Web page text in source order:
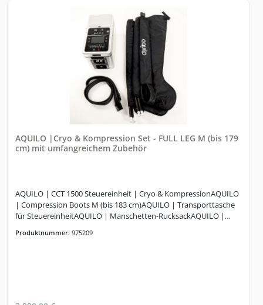
ProgrammeProgrammier-ModusiGUIDESplit-ModusHybrid-
AQUILO |Cryo & Kompression Set - FULL LEG M (bis 179
cm) mit umfangreichem Zubehör
AQUILO | CCT 1500 Steuereinheit | Cryo & KompressionAQUILO
| Compression Boots M (bis 183 cm)AQUILO | Transporttasche
für SteuereinheitAQUILO | Manschetten-RucksackAQUILO |
Produktnummer: 975209